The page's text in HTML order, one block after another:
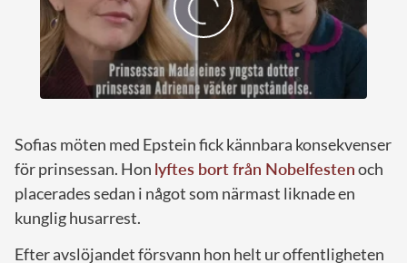
Sofias möten med Epstein fick kännbara konsekvenser
för prinsessan. Hon lyftes bort från Nobelfestenoch
placerades sedan i något som närmast liknade en
kunglig husarrest.
Efter avslöjandet försvann hon helt ur offentligheten